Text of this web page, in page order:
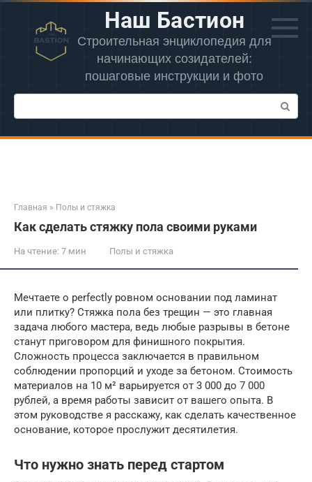
Перейти
контенту
Наш Бастион
Строительная энциклопедия для
начинающих созидателей:
пошаговые инструкции и фото
Поиск:
Главная » Полы и стяжка
Как сделать стяжку пола своими руками
На чтение: 7 мин Полы и стяжка
Мечтаете о perfectly ровном основании под ламинат
или плитку? Стяжка пола без трещин — это главная
задача любого мастера, ведь любые разрывы в бетоне
станут приговором для финишного покрытия.
Сложность процесса заключается в правильном
соблюдении пропорций и уходе за бетоном. Стоимость
материалов на 10 м² варьируется от 3 000 до 7 000
рублей, а время работы зависит от вашего опыта. В
этом руководстве я расскажу, как сделать качественное
основание, которое прослужит десятилетия.
Что нужно знать перед стартом